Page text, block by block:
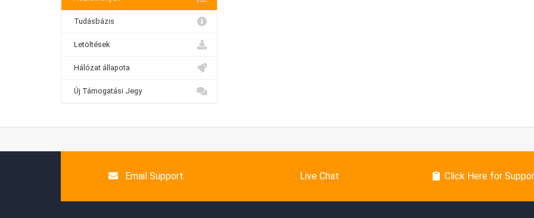
Tudásbázis
Letöltések
Hálózat állapota
Új Támogatási Jegy
Email Support Live Chat Click Here for